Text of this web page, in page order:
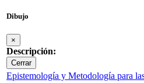
Dibujo
×
Descripción:
Cerrar
Epistemología y Metodología para